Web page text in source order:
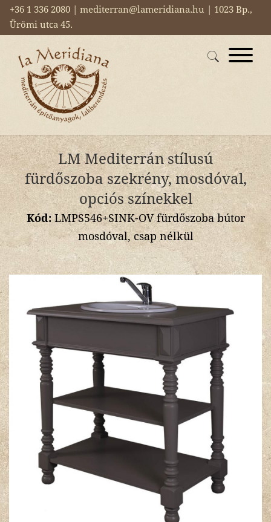
+36 1 336 2080 | mediterran@lameridiana.hu | 1023 Bp.,
Ürömi utca 45.
LM Mediterrán stílusú
fürdőszoba szekrény, mosdóval,
opciós színekkel
Kód:LMPS546+SINK-OV fürdőszoba bútor
mosdóval, csap nélkül